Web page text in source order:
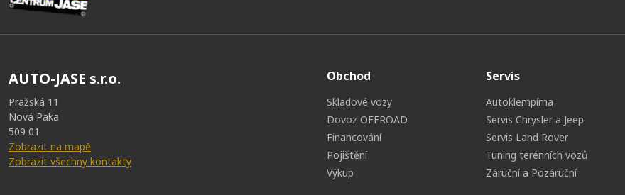
AUTO-JASE s.r.o.
Pražská 11
Nová Paka
509 01
Zobrazit na mapě
Zobrazit všechny kontakty
Obchod
Skladové vozy
Dovoz OFFROAD
Financování
Pojištění
Výkup
Servis
Autoklempírna
Servis Chrysler a Jeep
Servis Land Rover
Tuning terénních vozů
Záruční a Pozáruční